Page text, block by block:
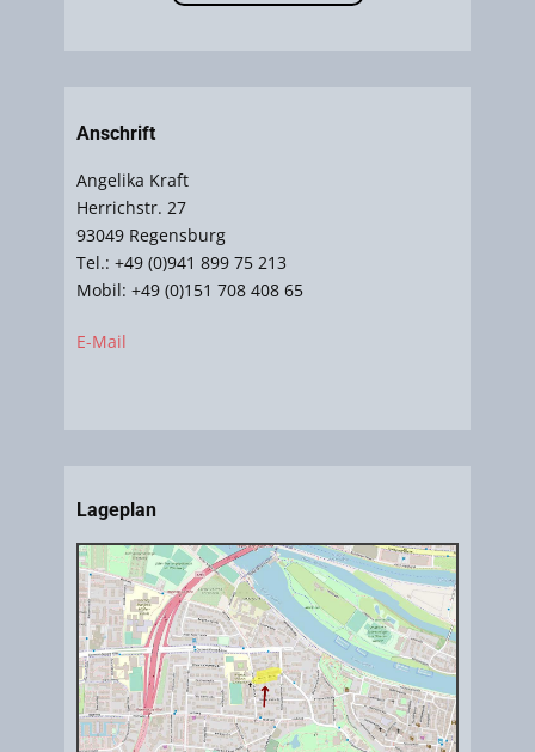
Anschrift
Angelika Kraft
Herrichstr. 27
93049 Regensburg
Tel.: +49 (0)941 899 75 213
Mobil: +49 (0)151 708 408 65
E-Mail
Lageplan